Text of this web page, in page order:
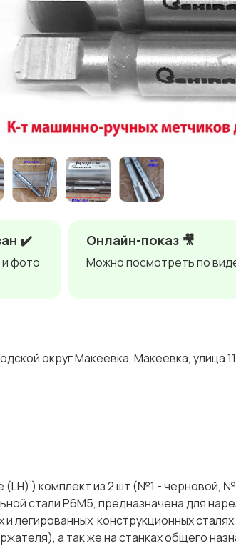
✔️
фото
Онлайн-показ 🎥
Можно посмотреть по
округ Макеевка, Макеевка, улица
) комплект из 2 шт (№1 - черновой,
стали Р6М5, предназначена для
легированных конструкционных
а так же на станках общего